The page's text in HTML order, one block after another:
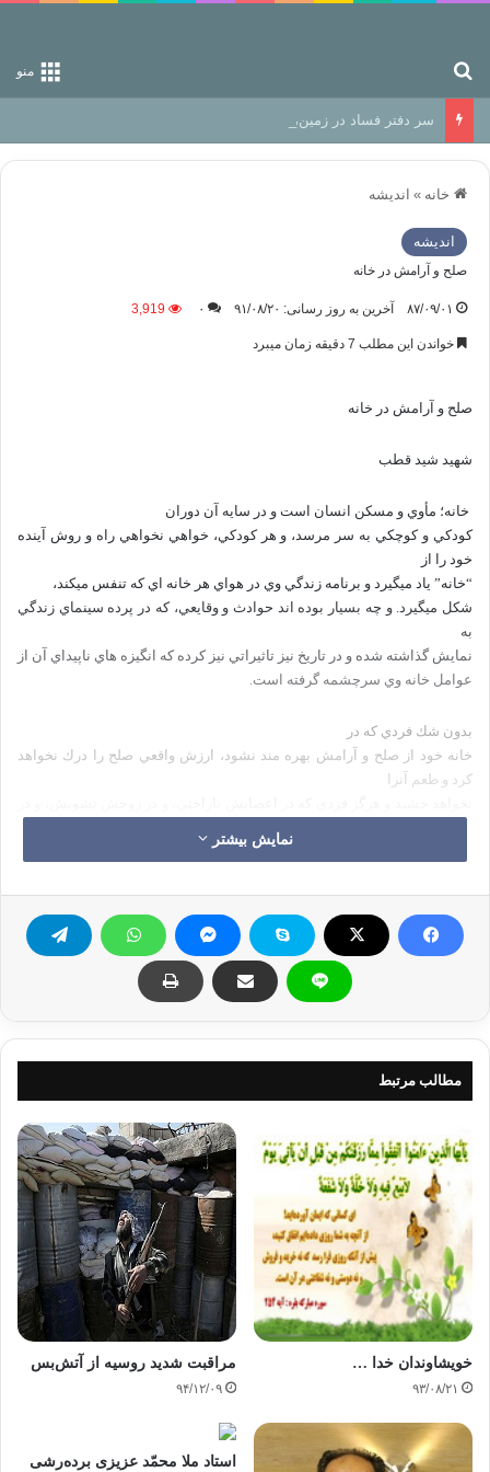
منو
سر دفتر فساد در زمین‌، دوری وکناره‌گیری از راه خداست‌!
خانه » اندیشه
اندیشه
صلح و آرامش در خانه
۸۷/۰۹/۰۱ آخرین به روز رسانی: ۹۱/۰۸/۲۰ ۰ 3,919
خواندن این مطلب 7 دقیقه زمان میبرد
صلح و آرامش در خانه
شهید شید قطب
خانه؛ مأوي و مسكن انسان است و در سايه آن دوران
كودكي و كوچكي به سر مرسد، و هر كودكي، خواهي نخواهي راه و روش آينده
خود را از
“خانه” ياد ميگيرد و برنامه زندگي وي در هواي هر خانه اي كه تنفس ميكند،
شكل ميگيرد. و چه بسيار بوده اند حوادث و وقايعي، كه در پرده سينماي زندگي
به
نمايش گذاشته شده و در تاريخ نيز تاثيراتي نيز كرده كه انگيزه هاي ناپيداي آن از
عوامل خانه وي سرچشمه گرفته است.
بدون شك فردي كه در
خانه خود از صلح و آرامش بهره مند نشود، ارزش واقعي صلح را درك نخواهد
كرد و طعم آنرا
به روح و درون فرد و….و محيط اجتماع بين المللي، ميكوشد كه بذر صلح را در
خانه
بپاشد و ريشه آنرا در آنجا محكم سازد زيرا همه آنها به مثابه زنجير بهم پيوسته
پيوند مقدس
خانوادگي و داخلي را به صورت روشن و درخشاني تصوير ميكند كه از آن اشعه:
مهرباني،
عاطفه، محبت و همكاري ميتابد و بوي عطر مي آيد:
روم 21 از جمله آيه
هاي وي اين است كه برايتان از خودتان همسران آفريده، تا بدانها آرام گيريد و
ميان شما دوستي و مهرباني نهاد.
بقره 187آنها پوشش
شمايند و شما پوشش آنهاييد…
پس اين پيوند مقدس
نمایش بیشتر
مطالب مرتبط
خویشاوندان خدا …
۹۳/۰۸/۲۱
مراقبت شدید روسیه از آتش‌بس
۹۴/۱۲/۰۹
استاد ملا محمّد عزیزی برده‌رشی